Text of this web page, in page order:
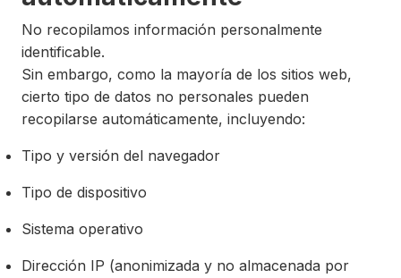
No recopilamos información personalmente
identificable.
Sin embargo, como la mayoría de los sitios web,
cierto tipo de datos no personales pueden
recopilarse automáticamente, incluyendo:
Tipo y versión del navegador
Tipo de dispositivo
Sistema operativo
Dirección IP (anonimizada y no almacenada por